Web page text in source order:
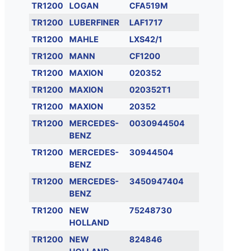
TR1200
LOGAN
CFA519M
TR1200
LUBERFINER
LAF1717
TR1200
MAHLE
LXS42/1
TR1200
MANN
CF1200
TR1200
MAXION
020352
TR1200
MAXION
020352T1
TR1200
MAXION
20352
TR1200
MERCEDES-
BENZ
0030944504
TR1200
MERCEDES-
BENZ
30944504
TR1200
MERCEDES-
BENZ
3450947404
TR1200
NEW
HOLLAND
75248730
TR1200
NEW
824846